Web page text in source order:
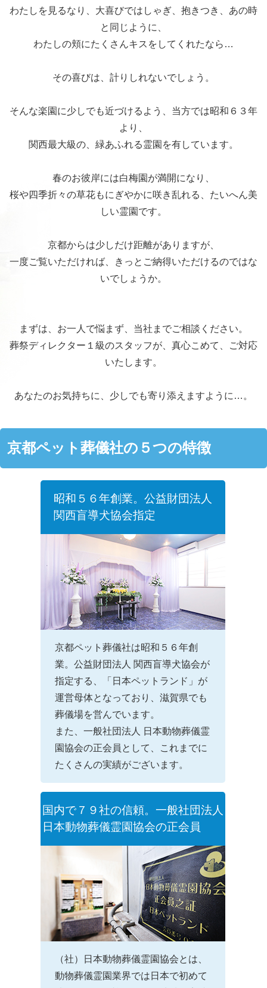
わたしを見るなり、大喜びではしゃぎ、抱きつき、あの時
と同じように、
わたしの頬にたくさんキスをしてくれたなら…
その喜びは、計りしれないでしょう。
そんな楽園に少しでも近づけるよう、当方では昭和６３年
より、
関西最大級の、緑あふれる霊園を有しています。
春のお彼岸には白梅園が満開になり、
桜や四季折々の草花もにぎやかに咲き乱れる、たいへん美
しい霊園です。
京都からは少しだけ距離がありますが、
一度ご覧いただければ、きっとご納得いただけるのではな
いでしょうか。
まずは、お一人で悩まず、当社までご相談ください。
葬祭ディレクター１級のスタッフが、真心こめて、ご対応
いたします。
あなたのお気持ちに、少しでも寄り添えますように…。
京都ペット葬儀社の５つの特徴
昭和５６年創業。公益財団法人
関西盲導犬協会指定
京都ペット葬儀社は昭和５６年創
業。公益財団法人 関西盲導犬協会が
指定する、「日本ペットランド」が
運営母体となっており、滋賀県でも
葬儀場を営んでいます。
また、一般社団法人 日本動物葬儀霊
園協会の正会員として、これまでに
たくさんの実績がございます。
国内で７９社の信頼。一般社団法人
日本動物葬儀霊園協会の正会員
（社）日本動物葬儀霊園協会とは、
動物葬儀霊園業界では日本で初めて